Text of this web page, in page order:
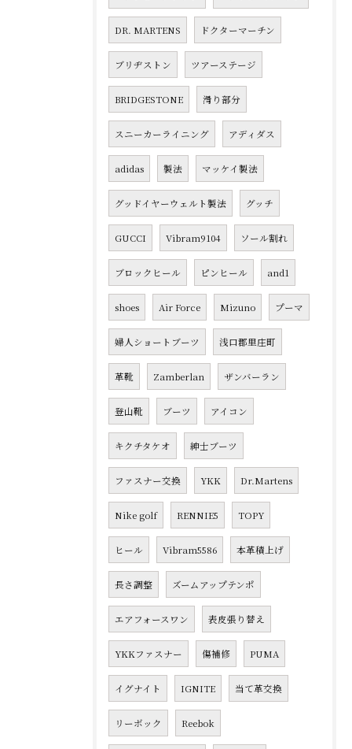
DR. MARTENS ドクターマーチン
ブリヂストン ツアーステージ
BRIDGESTONE 滑り部分
スニーカーライニング アディダス
adidas 製法 マッケイ製法
グッドイヤーウェルト製法 グッチ
GUCCI Vibram9104 ソール割れ
ブロックヒール ピンヒール and1
shoes Air Force Mizuno プーマ
婦人ショートブーツ 浅口郡里庄町
革靴 Zamberlan ザンバーラン
登山靴 ブーツ アイコン
キクチタケオ 紳士ブーツ
ファスナー交換 YKK Dr.Martens
Nike golf RENNIE5 TOPY
ヒール Vibram5586 本革積上げ
長さ調整 ズームアップテンポ
エアフォースワン 表皮張り替え
YKKファスナー 傷補修 PUMA
イグナイト IGNITE 当て革交換
リーボック Reebok